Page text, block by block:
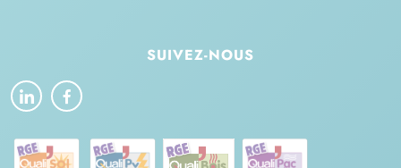
SUIVEZ-NOUS